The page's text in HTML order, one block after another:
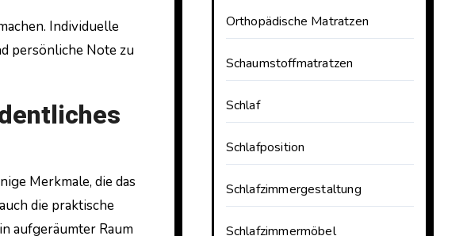
Individuelle
persönliche Note zu
Merkmale, die das
die praktische
aufgeräumter Raum
Orthopädische Matratzen
Schaumstoffmatratzen
Schlaf
Schlafposition
Schlafzimmergestaltung
Schlafzimmermöbel